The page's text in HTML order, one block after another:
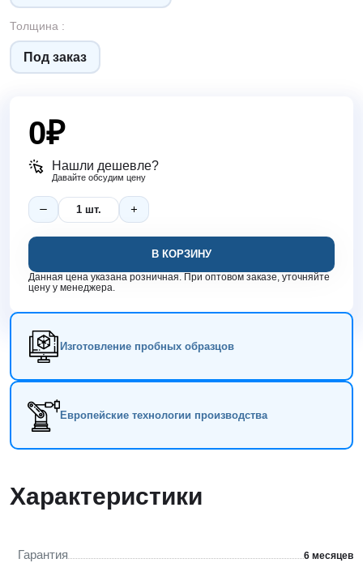
Толщина :
Под заказ
0₽
Нашли дешевле?
Давайте обсудим цену
В КОРЗИНУ
Данная цена указана розничная. При оптовом заказе, уточняйте
цену у менеджера.
Изготовление пробных образцов
Европейские технологии производства
Характеристики
Гарантия 6 месяцев